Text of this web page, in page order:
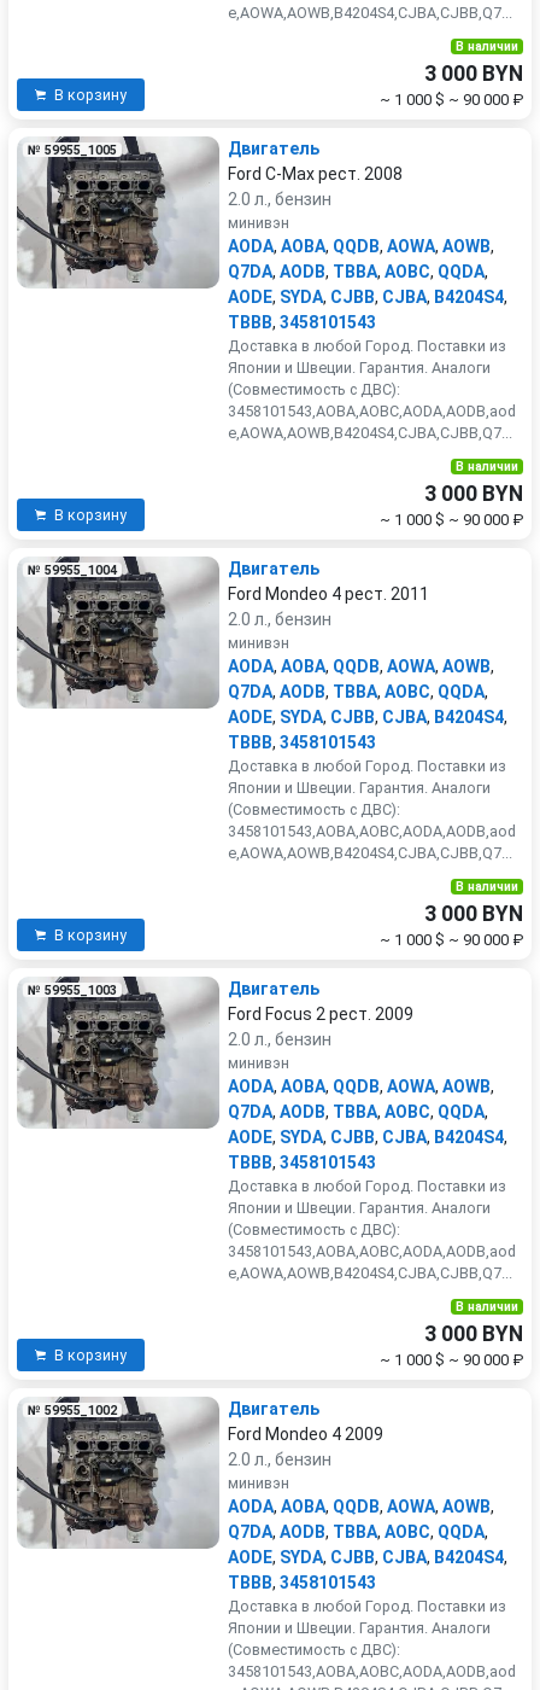
e,AOWA,AOWB,B4204S4,CJBA,CJBB,Q7...
В корзину
В наличии
3 000 BYN
~ 1 000 $ ~ 90 000 ₽
№ 59955_1005
Двигатель
Ford C-Max рест. 2008
2.0 л., бензин
минивэн
AODA, AOBA, QQDB, AOWA, AOWB,
Q7DA, AODB, TBBA, AOBC, QQDA,
AODE, SYDA, CJBB, CJBA, B4204S4,
TBBB, 3458101543
Доставка в любой Город. Поставки из
Японии и Швеции. Гарантия. Аналоги
(Совместимость с ДВС):
3458101543,AOBA,AOBC,AODA,AODB,aod
e,AOWA,AOWB,B4204S4,CJBA,CJBB,Q7...
В корзину
В наличии
3 000 BYN
~ 1 000 $ ~ 90 000 ₽
№ 59955_1004
Двигатель
Ford Mondeo 4 рест. 2011
2.0 л., бензин
минивэн
AODA, AOBA, QQDB, AOWA, AOWB,
Q7DA, AODB, TBBA, AOBC, QQDA,
AODE, SYDA, CJBB, CJBA, B4204S4,
TBBB, 3458101543
Доставка в любой Город. Поставки из
Японии и Швеции. Гарантия. Аналоги
(Совместимость с ДВС):
3458101543,AOBA,AOBC,AODA,AODB,aod
e,AOWA,AOWB,B4204S4,CJBA,CJBB,Q7...
В корзину
В наличии
3 000 BYN
~ 1 000 $ ~ 90 000 ₽
№ 59955_1003
Двигатель
Ford Focus 2 рест. 2009
2.0 л., бензин
минивэн
AODA, AOBA, QQDB, AOWA, AOWB,
Q7DA, AODB, TBBA, AOBC, QQDA,
AODE, SYDA, CJBB, CJBA, B4204S4,
TBBB, 3458101543
Доставка в любой Город. Поставки из
Японии и Швеции. Гарантия. Аналоги
(Совместимость с ДВС):
3458101543,AOBA,AOBC,AODA,AODB,aod
e,AOWA,AOWB,B4204S4,CJBA,CJBB,Q7...
В корзину
В наличии
3 000 BYN
~ 1 000 $ ~ 90 000 ₽
№ 59955_1002
Двигатель
Ford Mondeo 4 2009
2.0 л., бензин
минивэн
AODA, AOBA, QQDB, AOWA, AOWB,
Q7DA, AODB, TBBA, AOBC, QQDA,
AODE, SYDA, CJBB, CJBA, B4204S4,
TBBB, 3458101543
Доставка в любой Город. Поставки из
Японии и Швеции. Гарантия. Аналоги
(Совместимость с ДВС):
3458101543,AOBA,AOBC,AODA,AODB,aod